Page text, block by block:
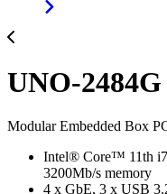
UNO-
Modular Embedded Box
Intel® Core™ 11th
3200Mb/s memory
4 x GbE, 3 x USB